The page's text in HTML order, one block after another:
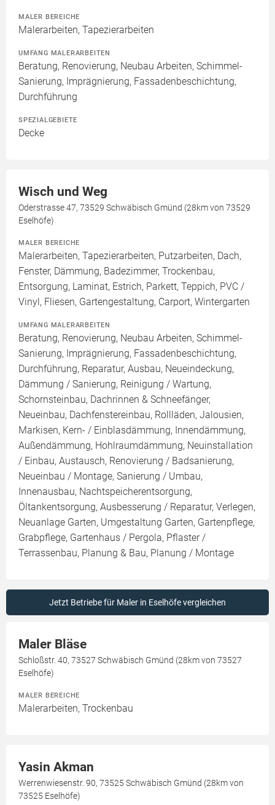
MALER BEREICHE
Malerarbeiten, Tapezierarbeiten
UMFANG MALERARBEITEN
Beratung, Renovierung, Neubau Arbeiten, Schimmel-
Sanierung, Imprägnierung, Fassadenbeschichtung,
Durchführung
SPEZIALGEBIETE
Decke
Wisch und Weg
Oderstrasse 47, 73529 Schwäbisch Gmünd (28km von 73529
Eselhöfe)
MALER BEREICHE
Malerarbeiten, Tapezierarbeiten, Putzarbeiten, Dach,
Fenster, Dämmung, Badezimmer, Trockenbau,
Entsorgung, Laminat, Estrich, Parkett, Teppich, PVC /
Vinyl, Fliesen, Gartengestaltung, Carport, Wintergarten
UMFANG MALERARBEITEN
Beratung, Renovierung, Neubau Arbeiten, Schimmel-
Sanierung, Imprägnierung, Fassadenbeschichtung,
Durchführung, Reparatur, Ausbau, Neueindeckung,
Dämmung / Sanierung, Reinigung / Wartung,
Schornsteinbau, Dachrinnen & Schneefänger,
Neueinbau, Dachfenstereinbau, Rollläden, Jalousien,
Markisen, Kern- / Einblasdämmung, Innendämmung,
Außendämmung, Hohlraumdämmung, Neuinstallation
/ Einbau, Austausch, Renovierung / Badsanierung,
Neueinbau / Montage, Sanierung / Umbau,
Innenausbau, Nachtspeicherentsorgung,
Öltankentsorgung, Ausbesserung / Reparatur, Verlegen,
Neuanlage Garten, Umgestaltung Garten, Gartenpflege,
Grabpflege, Gartenhaus / Pergola, Pflaster /
Terrassenbau, Planung & Bau, Planung / Montage
Jetzt Betriebe für Maler in Eselhöfe vergleichen
Maler Bläse
Schloßstr. 40, 73527 Schwäbisch Gmünd (28km von 73527
Eselhöfe)
MALER BEREICHE
Malerarbeiten, Trockenbau
Yasin Akman
Werrenwiesenstr. 90, 73525 Schwäbisch Gmünd (28km von
73525 Eselhöfe)